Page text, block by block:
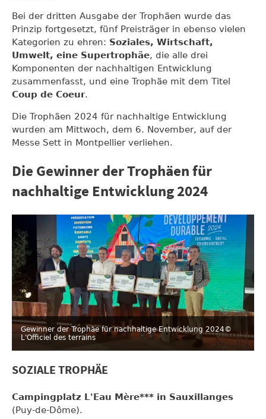
Bei der dritten Ausgabe der Trophäen wurde das
Prinzip fortgesetzt, fünf Preisträger in ebenso vielen
Kategorien zu ehren: Soziales, Wirtschaft,
Umwelt, eine Supertrophäe, die alle drei
Komponenten der nachhaltigen Entwicklung
zusammenfasst, und eine Trophäe mit dem Titel
Coup de Coeur.
Die Trophäen 2024 für nachhaltige Entwicklung
wurden am Mittwoch, dem 6. November, auf der
Messe Sett in Montpellier verliehen.
Die Gewinner der Trophäen für
nachhaltige Entwicklung 2024
Gewinner der Trophäe für nachhaltige Entwicklung 2024©
L'Officiel des terrains
SOZIALE TROPHÄE
Campingplatz L'Eau Mère*** in Sauxillanges
(Puy-de-Dôme).